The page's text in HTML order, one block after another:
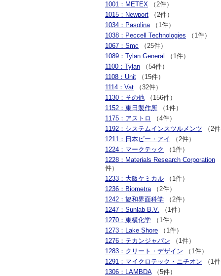
1001：METEX （2件）
1015：Newport （2件）
1034：Pasolina（1件）
1038：Peccell Technologies （1件）
1067：Smc （25件）
1089：Tylan General
（1件）
1100：Tylan （54件）
1108：Unit （15件）
1114：Vat （32件）
1130：その他 （156件）
1152：東日製作所 （1件）
1175：アストロ
（4件）
1192：システムインスツルメンツ （2
1211：日本ピー・アイ
（2件）
1224：マークテック
（1件）
1228：Materials Research Corporation
件）
1233：大阪ケミカル （1件）
1236：Biometra（2件）
1242：協和界面科学 （2件）
1247：Sunlab B.V. （1件）
1270：東横化学 （1件）
1273：Lake Shore （1件）
1276：テカンジャパン （1件）
1283：クリート・デザイン （1件）
1291：マイクロテック・ニチオン （1
1306：LAMBDA（5件）